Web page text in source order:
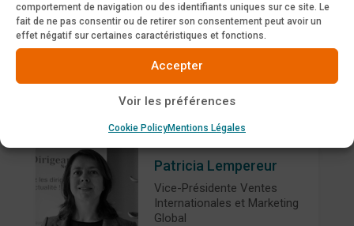
comportement de navigation ou des identifiants uniques sur ce site. Le
fait de ne pas consentir ou de retirer son consentement peut avoir un
effet négatif sur certaines caractéristiques et fonctions.
Accepter
Voir les préférences
Cookie PolicyMentions Légales
Anne-Charlotte Millard
Directrice Administrative et
Financière
Patricia Lempereur
Vice-Présidente Ventes
Internationales et Marketing
Global